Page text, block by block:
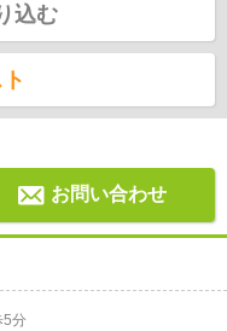
込む
お問い合わせ
5分